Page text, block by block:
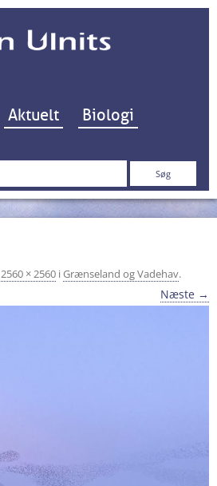
Hop til indhold
Aktuelt Biologi
2560 × 2560 iGrænseland og Vadehav.
Næste →